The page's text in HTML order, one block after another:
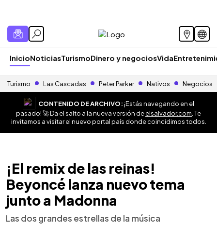
InicioNoticiasTurismoDinero y negociosVida
Turismo Las Cascadas Peter Parker Nativos Negocios
CONTENIDO DE ARCHIVO:¡Estás navegando en el
pasado! 🚀 Da el salto a la nueva versión deelsalvador.com . Te
invitamos a visitar el nuevo portal país donde coincidimos todos.
¡El remix de las reinas!
Beyoncé lanza nuevo tema
junto a Madonna
Las dos grandes estrellas de la música